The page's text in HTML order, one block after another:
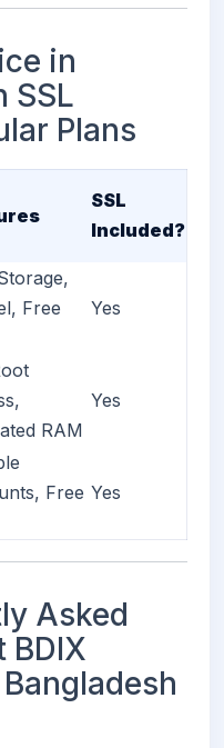
in
SSL
Plans
SSL
Included?
Free
Yes
RAM
Yes
Free Yes
Asked
BDIX